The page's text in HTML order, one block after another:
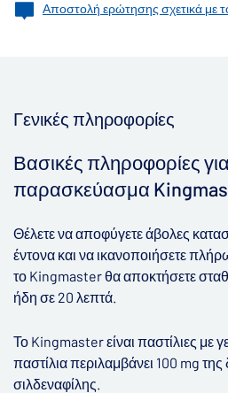
Αποστολή ερώτησης σχετικά με
Γενικές πληροφορίες
Βασικές πληροφορίες
παρασκεύασμα
Θέλετενααποφύγετεάβολες
έντονα και να ικανοποιήσετε
το Kingmasterθα αποκτήσετε
ήδη σε 20 λεπτά.
Το Kingmasterείναι παστίλιες με
παστίλια περιλαμβάνει 100 mg της
σιλδεναφίλης.